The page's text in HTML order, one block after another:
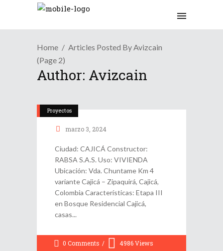
Home
Articles Posted By Avizcain
(Page 2)
Author: Avizcain
Proyectos
marzo 3, 2024
Ciudad: CAJICÁ Constructor:
RABSA S.A.S. Uso: VIVIENDA
Ubicación: Vda. Chuntame Km 4
variante Cajicá – Zipaquirá, Cajicá,
Colombia Características: Etapa III
en Bosque Residencial Cajicá,
casas
0 Comments 4986Views